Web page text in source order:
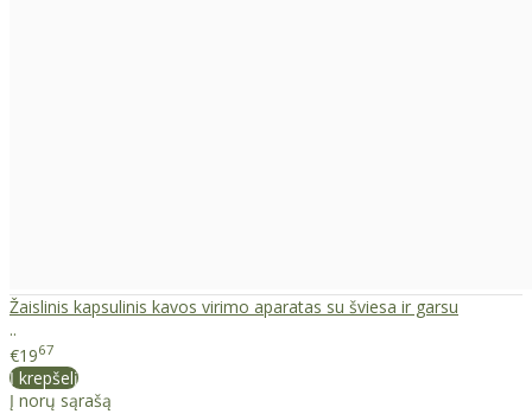
Žaislinis kapsulinis kavos virimo aparatas su šviesa ir garsu
..
€1967
Į krepšelį
Į norų sąrašą